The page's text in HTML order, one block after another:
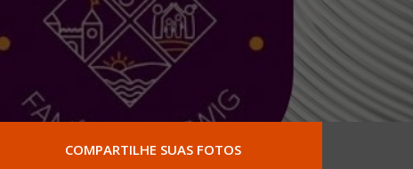
COMPARTILHE SUAS FOTOS